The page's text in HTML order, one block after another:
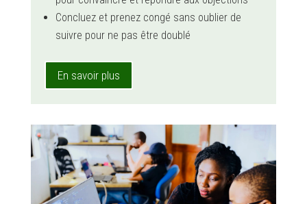
Concluez et prenez congé sans oublier de
suivre pour ne pas être doublé
En savoir plus